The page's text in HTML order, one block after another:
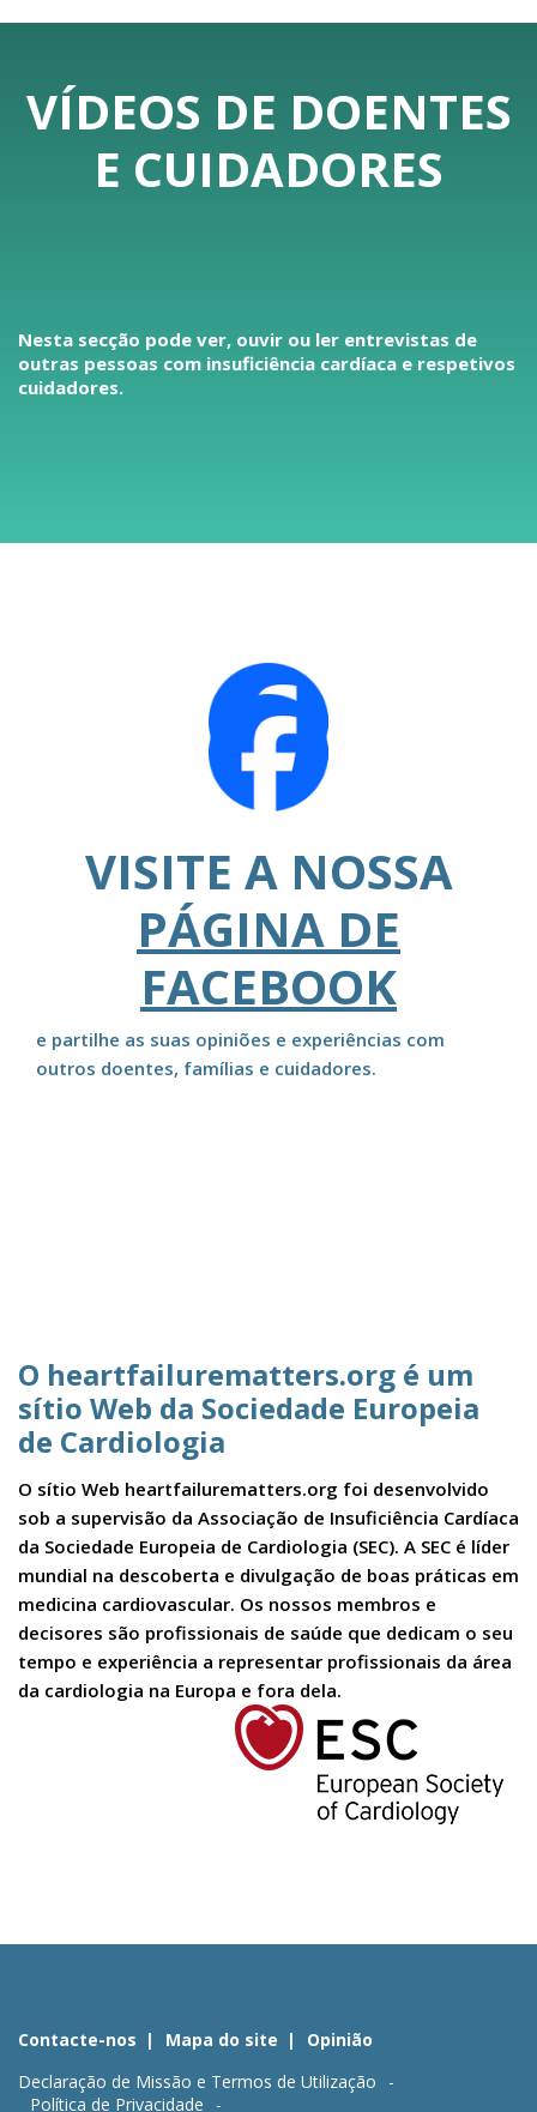
VÍDEOS DE DOENTES
E CUIDADORES
Nesta secção pode ver, ouvir ou ler entrevistas de
outras pessoas com insuficiência cardíaca e respetivos
cuidadores.
VISITE A NOSSA
PÁGINA DE
FACEBOOK
e partilhe as suas opiniões e experiências com
outros doentes, famílias e cuidadores.
O heartfailurematters.org é um
sítio Web da Sociedade Europeia
de Cardiologia
O sítio Web heartfailurematters.org foi desenvolvido
sob a supervisão da Associação de Insuficiência Cardíaca
da Sociedade Europeia de Cardiologia (SEC). A SEC é líder
mundial na descoberta e divulgação de boas práticas em
medicina cardiovascular. Os nossos membros e
decisores são profissionais de saúde que dedicam o seu
tempo e experiência a representar profissionais da área
da cardiologia na Europa e fora dela.
Contacte-nos Mapa do site
Opinião
Declaração de Missão e Termos de Utilização
Política de Privacidade